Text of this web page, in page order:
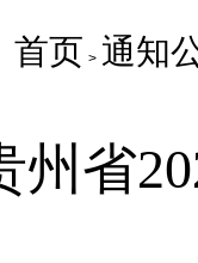
首页 > 通知
州省